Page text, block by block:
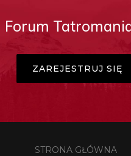
Forum
ZAREJESTRUJ SIĘ
STRONA GŁÓWNA